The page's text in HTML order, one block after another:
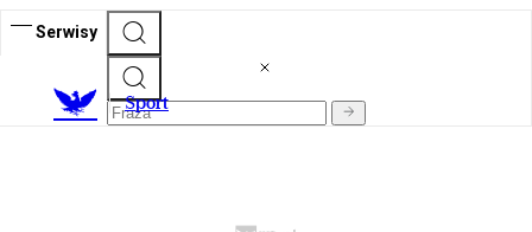
Serwisy
Sport